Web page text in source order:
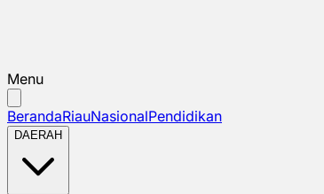
Menu
BerandaRiauNasionalPendidikan
DAERAH